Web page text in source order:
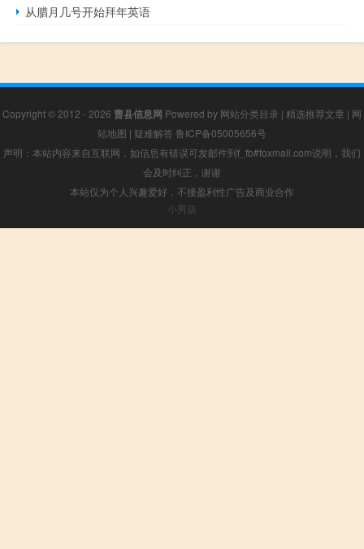
从腊月几号开始拜年英语
Copyright © 2012 - 2026 曹县信息网 Powered by 网站分类目录 | 精选推荐文章 | 网
站地图 | 疑难解答 鲁ICP备05005656号
声明：本站内容来自互联网，如信息有错误可发邮件到f_fb#foxmail.com说明，我们
会及时纠正，谢谢
本站仅为个人兴趣爱好，不接盈利性广告及商业合作
小男孩